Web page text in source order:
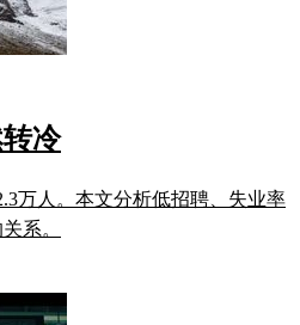
冷
万人。本文分析低招聘、失业率
系。